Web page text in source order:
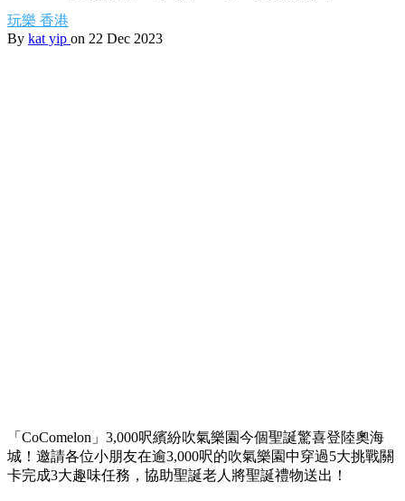
玩樂 香港
By kat yip on 22 Dec 2023
「CoComelon」3,000呎繽紛吹氣樂園今個聖誕驚喜登陸奧海
城！邀請各位小朋友在逾3,000呎的吹氣樂園中穿過5大挑戰關
卡完成3大趣味任務，協助聖誕老人將聖誕禮物送出！